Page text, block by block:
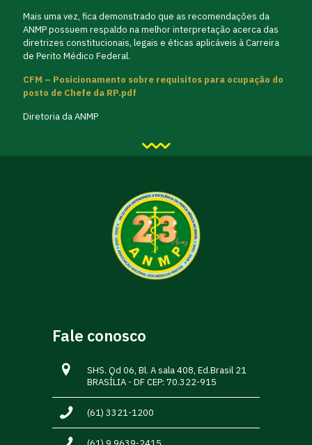
Mais uma vez, fica demonstrado que as recomendações da
ANMP possuem respaldo na melhor interpretação acerca das
diretrizes constitucionais, legais e éticas aplicáveis à Carreira
de Perito Médico Federal.
CFM – Posicionamento sobre requisitos para ocupação do
posto de Chefe da RP.pdf
Diretoria da ANMP
Fale conosco
SHS. Qd 06, Bl. A sala 408, Ed.Brasil 21
BRASÍLIA - DF CEP: 70.322-915
(61) 3321-1200